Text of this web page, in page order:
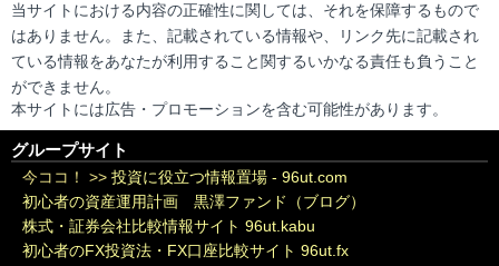
当サイトにおける内容の正確性に関しては、それを保障するもので
はありません。また、記載されている情報や、リンク先に記載され
ている情報をあなたが利用すること関するいかなる責任も負うこと
ができません。
本サイトには広告・プロモーションを含む可能性があります。
グループサイト
今ココ！ >> 投資に役立つ情報置場 - 96ut.com
初心者の資産運用計画 黒澤ファンド（ブログ）
株式・証券会社比較情報サイト 96ut.kabu
初心者のFX投資法・FX口座比較サイト 96ut.fx